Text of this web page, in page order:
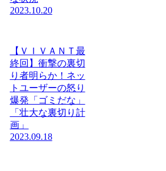
2023.10.20
【ＶＩＶＡＮＴ最
終回】衝撃の裏切
り者明らか！ネッ
トユーザーの怒り
爆発「ゴミだな」
「壮大な裏切り計
画」
2023.09.18